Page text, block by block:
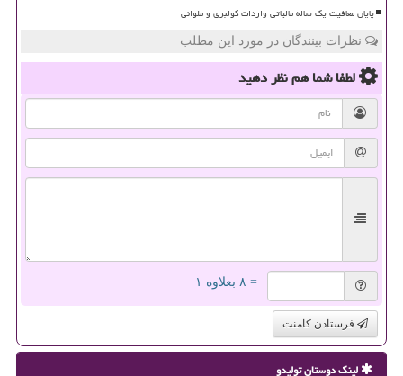
پایان معافیت یک ساله مالیاتی واردات کولبری و ملوانی
نظرات بینندگان در مورد این مطلب
لطفا شما همنظر دهید
= ۸ بعلاوه ۱
فرستادن کامنت
لینک دوستان تولیدو